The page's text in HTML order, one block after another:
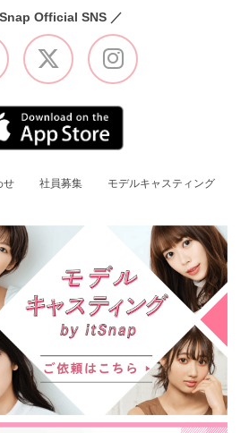
Official SNS ／
せ 社員募集 モデルキャスティング